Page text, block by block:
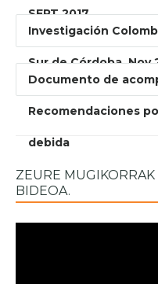
SEPT 2017
Investigación
Sur de Córdoba, Nov
Documento de
Recomendaciones
debida
ZEURE
BIDEOA.